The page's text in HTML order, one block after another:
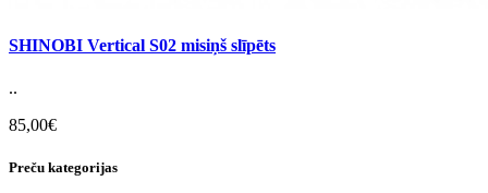
SHINOBI Vertical S02 misiņš slīpēts
..
85,00€
Preču kategorijas